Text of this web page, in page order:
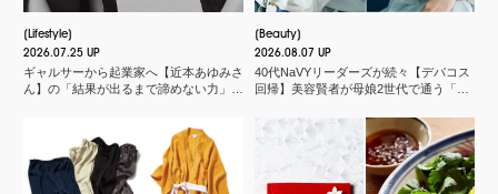
Lifestyle
2026.07.25 UP
ギャルサーから起業家へ【近本あゆみさ
ん】の「結果が出るまで諦めない力」と
Beauty
2026.08.07 UP
40代NaVYリーダーズが続々【デパコス
回帰】美容賢者が母娘2世代で通う「化